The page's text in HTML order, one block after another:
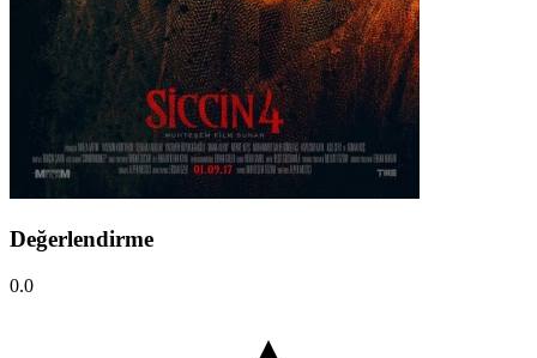
Değerlendirme
0.0